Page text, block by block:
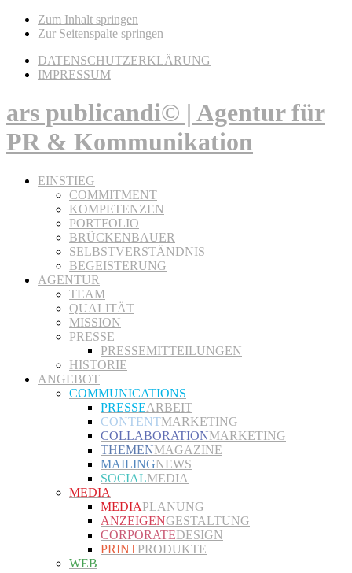
Zum Inhalt springen
Zur Seitenspalte springen
DATENSCHUTZERKLÄRUNG
IMPRESSUM
ars publicandi© | Agentur für
PR & Kommunikation
EINSTIEG
COMMITMENT
KOMPETENZEN
PORTFOLIO
BRÜCKENBAUER
SELBSTVERSTÄNDNIS
BEGEISTERUNG
AGENTUR
TEAM
QUALITÄT
MISSION
PRESSE
PRESSEMITTEILUNGEN
HISTORIE
ANGEBOT
COMMUNICATIONS
PRESSEARBEIT
CONTENTMARKETING
COLLABORATIONMARKETING
THEMENMAGAZINE
MAILINGNEWS
SOCIALMEDIA
MEDIA
MEDIAPLANUNG
ANZEIGENGESTALTUNG
CORPORATEDESIGN
PRINTPRODUKTE
WEB